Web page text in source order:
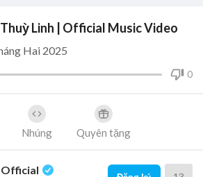
Linh | Official Music Video
0
Hai 2025
Nhúng Quyên tặng